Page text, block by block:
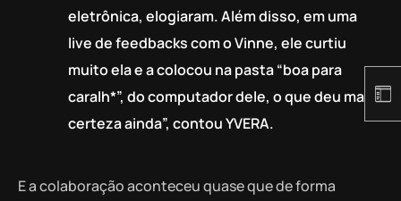
eletrônica, elogiaram. Além disso, em uma
live de feedbacks com o Vinne, ele curtiu
muito ela e a colocou na pasta “boa para
caralh*”, do computador dele, o que deu mais
certeza ainda”, contou YVERA.
E a colaboração aconteceu quase que de forma